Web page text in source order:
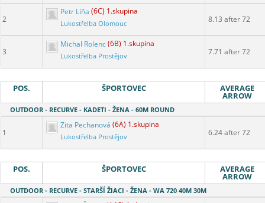
2
Petr Líňa (6C) 1.skupina
Lukostřelba Olomouc 8.13 after 72
3
Michal Rolenc(6B) 1.skupina
Lukostřelba Prostějov 7.71 after 72
POS. ŠPORTOVEC AVERAGE
ARROW
OUTDOOR - RECURVE - KADETI - ŽENA - 60M ROUND
1
Zita Pechanová (6A) 1.skupina
Lukostřelba Prostějov 6.24 after 72
POS. ŠPORTOVEC AVERAGE
ARROW
OUTDOOR - RECURVE - STARŠÍ ŽIACI - ŽENA - WA 720 40M 30M